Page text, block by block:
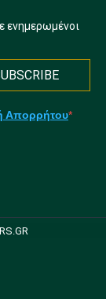
ενημερωμένοι
Απορρήτου